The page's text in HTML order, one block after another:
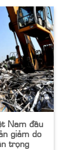
Nam đầu
giảm do
trọng